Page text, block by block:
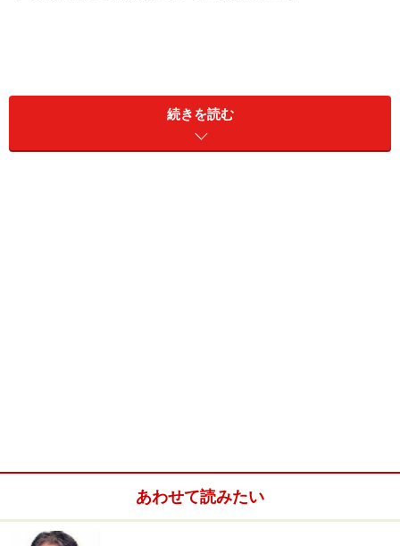
世界レベルのコーヒーとエスプレッソに合
うスイーツが生み出す新しいカフェ文化。
続きを読む
あわせて読みたい